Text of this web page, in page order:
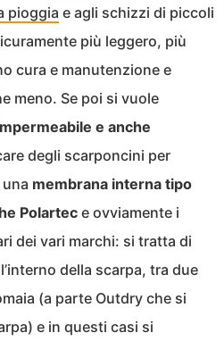
pioggia e agli schizzi di piccoli
più leggero, più
cura e manutenzione e
meno. Se poi si vuole
e anche
degli scarponcini per
membrana interna tipo
Polartec e ovviamente i
dei vari marchi: si tratta di
della scarpa, tra due
(a parte Outdry che si
e in questi casi si